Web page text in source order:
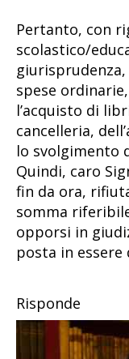
Pertanto, con
scolastico/
spese
l’acquisto di
cancelleria,
lo svolgimento
Quindi, caro
fin da ora,
somma
opporsi in
posta in essere
Risponde